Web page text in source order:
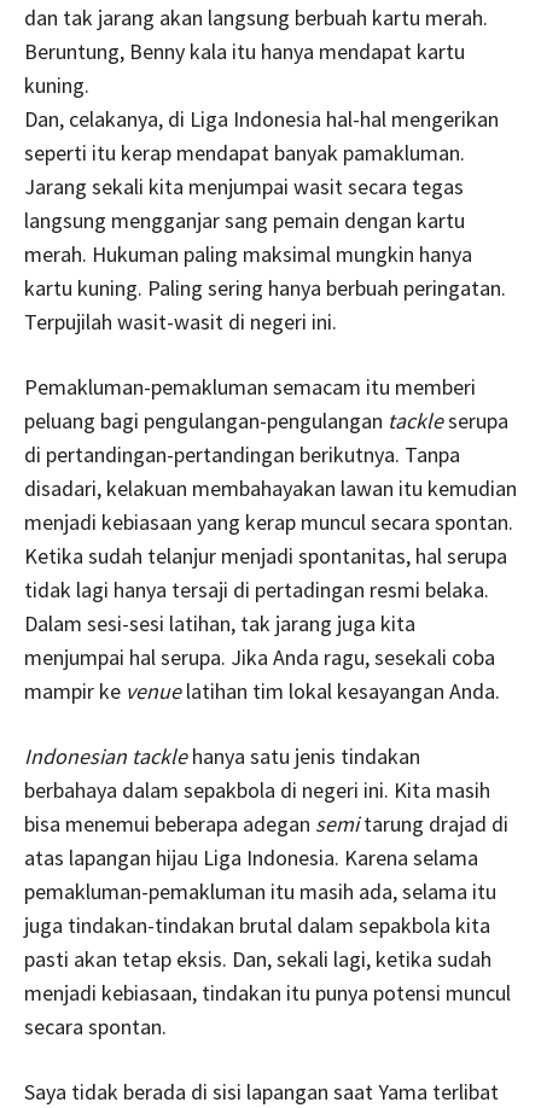
dan tak jarang akan langsung berbuah kartu merah.
Beruntung, Benny kala itu hanya mendapat kartu
kuning.
Dan, celakanya, di Liga Indonesia hal-hal mengerikan
seperti itu kerap mendapat banyak pamakluman.
Jarang sekali kita menjumpai wasit secara tegas
langsung mengganjar sang pemain dengan kartu
merah. Hukuman paling maksimal mungkin hanya
kartu kuning. Paling sering hanya berbuah peringatan.
Terpujilah wasit-wasit di negeri ini.
Pemakluman-pemakluman semacam itu memberi
peluang bagi pengulangan-pengulangan tackleserupa
di pertandingan-pertandingan berikutnya. Tanpa
disadari, kelakuan membahayakan lawan itu kemudian
menjadi kebiasaan yang kerap muncul secara spontan.
Ketika sudah telanjur menjadi spontanitas, hal serupa
tidak lagi hanya tersaji di pertadingan resmi belaka.
Dalam sesi-sesi latihan, tak jarang juga kita
menjumpai hal serupa. Jika Anda ragu, sesekali coba
mampir ke venuelatihan tim lokal kesayangan Anda.
Indonesian tacklehanya satu jenis tindakan
berbahaya dalam sepakbola di negeri ini. Kita masih
bisa menemui beberapa adegan semitarung drajad di
atas lapangan hijau Liga Indonesia. Karena selama
pemakluman-pemakluman itu masih ada, selama itu
juga tindakan-tindakan brutal dalam sepakbola kita
pasti akan tetap eksis. Dan, sekali lagi, ketika sudah
menjadi kebiasaan, tindakan itu punya potensi muncul
secara spontan.
Saya tidak berada di sisi lapangan saat Yama terlibat